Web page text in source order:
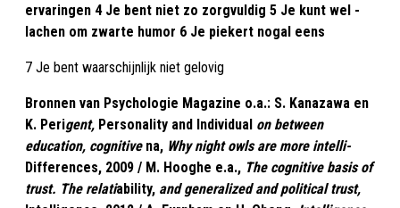
ervaringen 4 Je bent niet zo zorgvuldig 5 Je kunt wel ­
lachen om ­zwarte humor 6 Je piekert nogal eens
7 Je bent ­waarschijnlijk niet gelovig
Bronnen van Psychologie Magazine o.a.: S. Kanazawa en
K. Perigent, Personality and Individual on between
education, cognitivena, Why night owls are more intelli-
Differences, 2009 / M. Hooghe e.a., The cognitive basis of
trust. The relati­ability, and generalized and political trust,